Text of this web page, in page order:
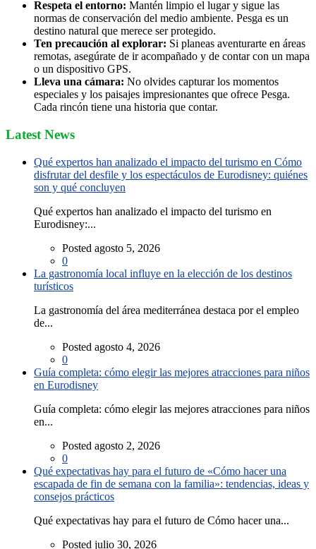
Respeta el entorno: Mantén limpio el lugar y sigue las
normas de conservación del medio ambiente. Pesga es un
destino natural que merece ser protegido.
Ten precaución al explorar: Si planeas aventurarte en áreas
remotas, asegúrate de ir acompañado y de contar con un mapa
o un dispositivo GPS.
Lleva una cámara: No olvides capturar los momentos
especiales y los paisajes impresionantes que ofrece Pesga.
Cada rincón tiene una historia que contar.
Latest News
Qué expertos han analizado el impacto del turismo en Cómo
disfrutar del desfile y los espectáculos de Eurodisney: quiénes
son y qué concluyen
Qué expertos han analizado el impacto del turismo en
Eurodisney:...
Posted agosto 5, 2026
0
La gastronomía local influye en la elección de los destinos
turísticos
La gastronomía del área mediterránea destaca por el empleo
de...
Posted agosto 4, 2026
0
Guía completa: cómo elegir las mejores atracciones para niños
en Eurodisney
Guía completa: cómo elegir las mejores atracciones para niños
en...
Posted agosto 2, 2026
0
Qué expectativas hay para el futuro de «Cómo hacer una
escapada de fin de semana con la familia»: tendencias, ideas y
consejos prácticos
Qué expectativas hay para el futuro de Cómo hacer una...
Posted julio 30, 2026